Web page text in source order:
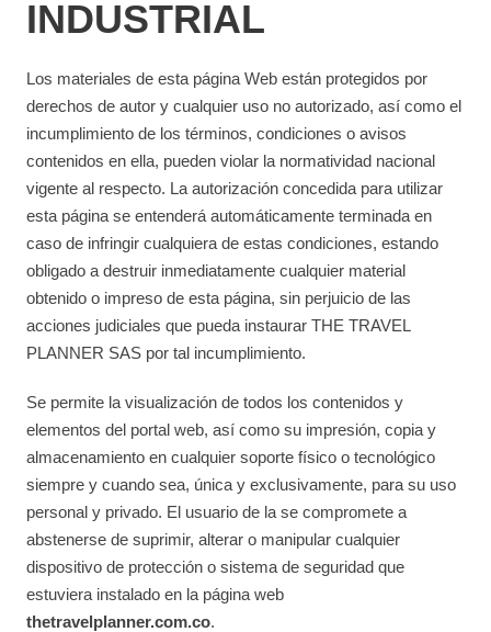
INDUSTRIAL
Los materiales de esta página Web están protegidos por
derechos de autor y cualquier uso no autorizado, así como el
incumplimiento de los términos, condiciones o avisos
contenidos en ella, pueden violar la normatividad nacional
vigente al respecto. La autorización concedida para utilizar
esta página se entenderá automáticamente terminada en
caso de infringir cualquiera de estas condiciones, estando
obligado a destruir inmediatamente cualquier material
obtenido o impreso de esta página, sin perjuicio de las
acciones judiciales que pueda instaurar THE TRAVEL
PLANNER SAS por tal incumplimiento.
Se permite la visualización de todos los contenidos y
elementos del portal web, así como su impresión, copia y
almacenamiento en cualquier soporte físico o tecnológico
siempre y cuando sea, única y exclusivamente, para su uso
personal y privado. El usuario de la se compromete a
abstenerse de suprimir, alterar o manipular cualquier
dispositivo de protección o sistema de seguridad que
estuviera instalado en la página web
thetravelplanner.com.co.